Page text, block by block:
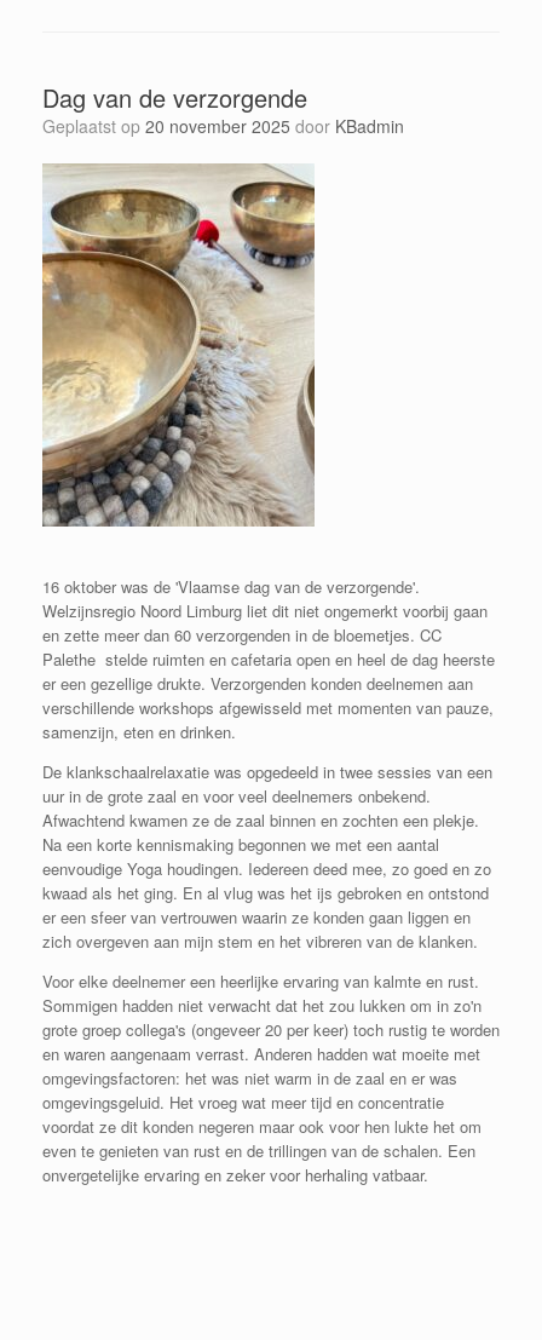
Dag van de verzorgende
Geplaatst op 20 november 2025 door KBadmin
16 oktober was de 'Vlaamse dag van de verzorgende'.
Welzijnsregio Noord Limburg liet dit niet ongemerkt voorbij gaan
en zette meer dan 60 verzorgenden in de bloemetjes. CC
Palethe stelde ruimten en cafetaria open en heel de dag heerste
er een gezellige drukte. Verzorgenden konden deelnemen aan
verschillende workshops afgewisseld met momenten van pauze,
samenzijn, eten en drinken.
De klankschaalrelaxatie was opgedeeld in twee sessies van een
uur in de grote zaal en voor veel deelnemers onbekend.
Afwachtend kwamen ze de zaal binnen en zochten een plekje.
Na een korte kennismaking begonnen we met een aantal
eenvoudige Yoga houdingen. Iedereen deed mee, zo goed en zo
kwaad als het ging. En al vlug was het ijs gebroken en ontstond
er een sfeer van vertrouwen waarin ze konden gaan liggen en
zich overgeven aan mijn stem en het vibreren van de klanken.
Voor elke deelnemer een heerlijke ervaring van kalmte en rust.
Sommigen hadden niet verwacht dat het zou lukken om in zo'n
grote groep collega's (ongeveer 20 per keer) toch rustig te worden
en waren aangenaam verrast. Anderen hadden wat moeite met
omgevingsfactoren: het was niet warm in de zaal en er was
omgevingsgeluid. Het vroeg wat meer tijd en concentratie
voordat ze dit konden negeren maar ook voor hen lukte het om
even te genieten van rust en de trillingen van de schalen. Een
onvergetelijke ervaring en zeker voor herhaling vatbaar.